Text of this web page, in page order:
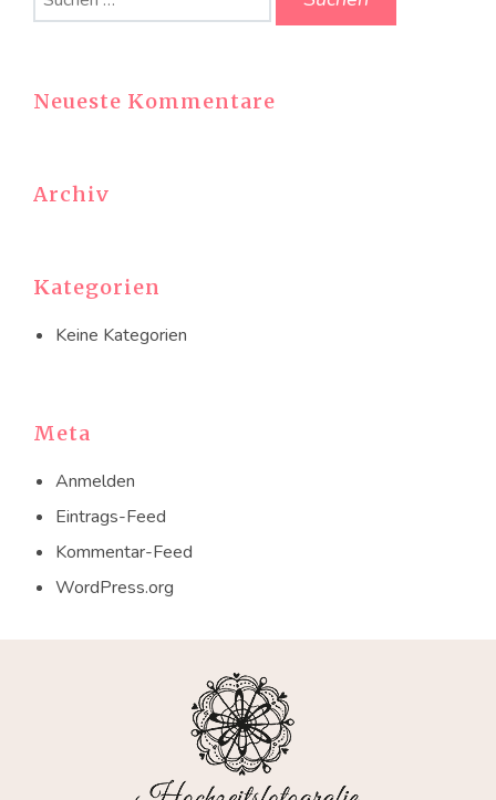
nach:
Neueste Kommentare
Archiv
Kategorien
Keine Kategorien
Meta
Anmelden
Eintrags-Feed
Kommentar-Feed
WordPress.org